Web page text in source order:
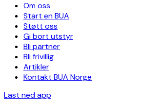
Om oss
Start en BUA
Støtt oss
Gi bort utstyr
Bli partner
Bli frivillig
Artikler
Kontakt BUA Norge
Last ned app